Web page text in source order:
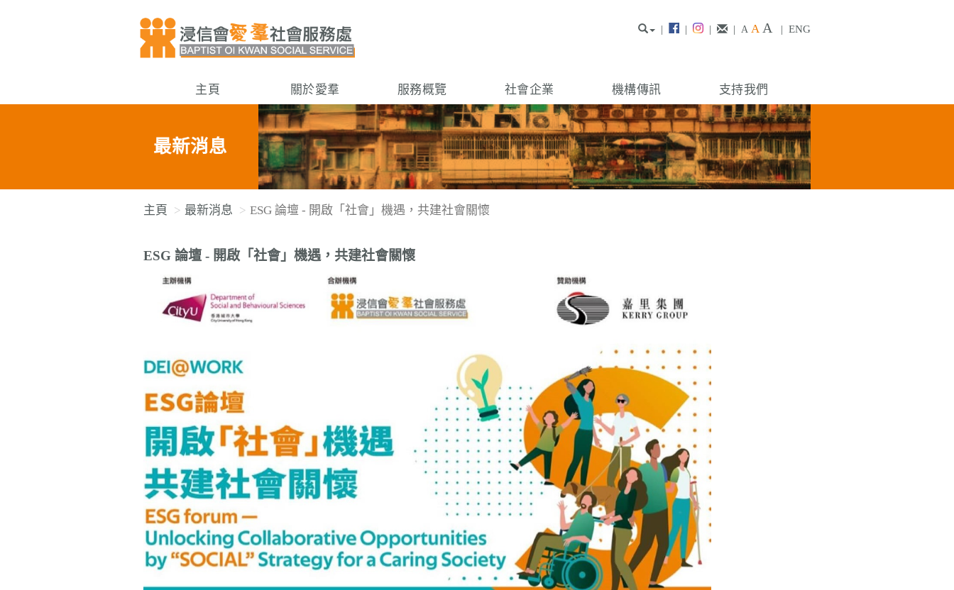
| | | | A A A | ENG
主頁 關於愛羣 服務概覽 社會企業 機構傳訊 支持我們
最新消息
主頁 最新消息 ESG 論壇 - 開啟「社會」機遇，共建社會關懷
ESG 論壇 - 開啟「社會」機遇，共建社會關懷